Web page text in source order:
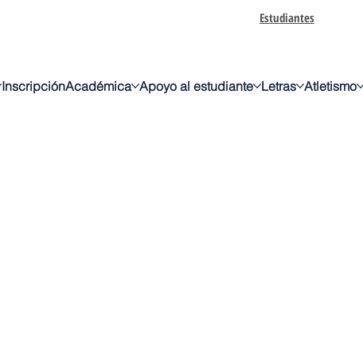
Estudiantes
InscripciónAcadémica Apoyo al estudiante Letras Atletismo